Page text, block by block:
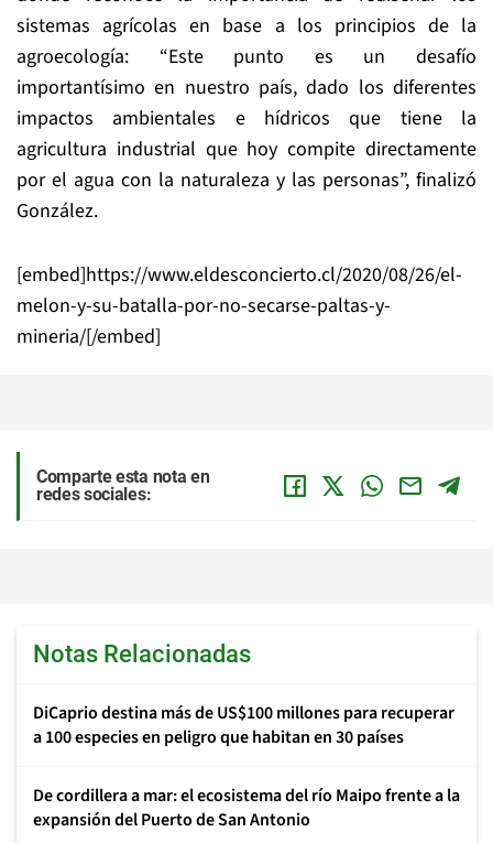
sistemas agrícolas en base a los principios de la
agroecología: “Este punto es un desafío
importantísimo en nuestro país, dado los diferentes
impactos ambientales e hídricos que tiene la
agricultura industrial que hoy compite directamente
por el agua con la naturaleza y las personas”, finalizó
González.
[embed]https://www.eldesconcierto.cl/2020/08/26/el-
melon-y-su-batalla-por-no-secarse-paltas-y-
mineria/[/embed]
Comparte esta nota en
redes sociales:
Notas Relacionadas
DiCaprio destina más de US$100 millones para recuperar
a 100 especies en peligro que habitan en 30 países
De cordillera a mar: el ecosistema del río Maipo frente a la
expansión del Puerto de San Antonio